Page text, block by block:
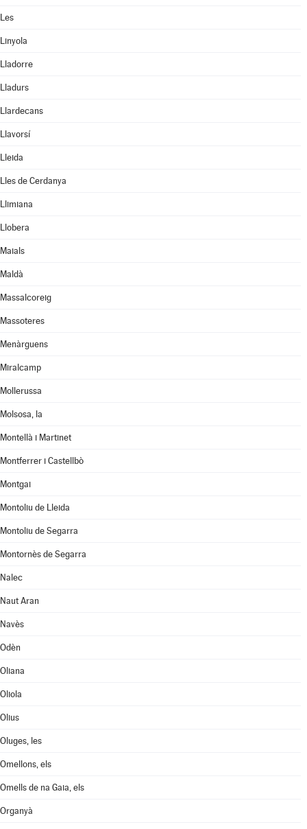
Les
Linyola
Lladorre
Lladurs
Llardecans
Llavorsí
Lleida
Lles de Cerdanya
Llimiana
Llobera
Maials
Maldà
Massalcoreig
Massoteres
Menàrguens
Miralcamp
Mollerussa
Molsosa, la
Montellà i Martinet
Montferrer i Castellbò
Montgai
Montoliu de Lleida
Montoliu de Segarra
Montornès de Segarra
Nalec
Naut Aran
Navès
Odèn
Oliana
Oliola
Olius
Oluges, les
Omellons, els
Omells de na Gaia, els
Organyà